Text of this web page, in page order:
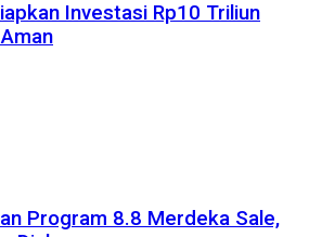
Investasi Rp10 Triliun
Program 8.8 Merdeka Sale,